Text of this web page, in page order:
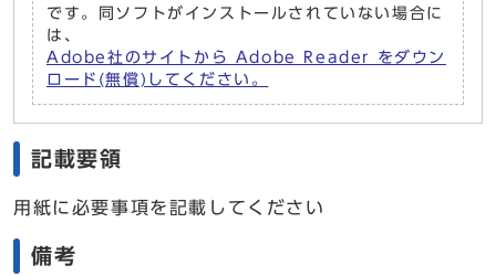
です。同ソフトがインストールされていない場合に
は、
Adobe社のサイトから Adobe Reader をダウン
ロード(無償)してください。
記載要領
用紙に必要事項を記載してください
備考